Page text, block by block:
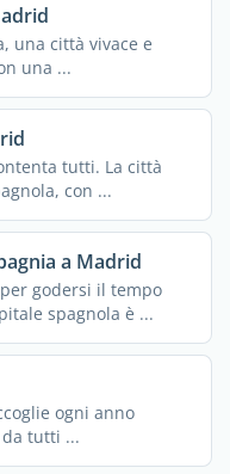
una città vivace e
una ...
tutti. La città
con ...
a Madrid
godersi il tempo
spagnola è ...
ogni anno
tutti ...